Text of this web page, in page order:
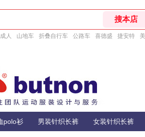
人 山地车 折叠自行车 公路车 喜德盛 捷安特
polo衫 男装针织长裤 女装针织长裤